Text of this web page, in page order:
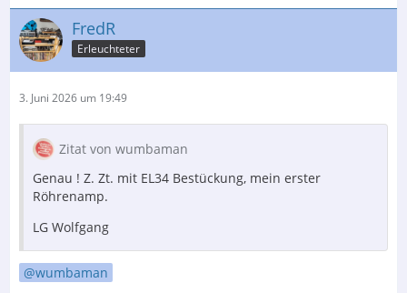
FredR
Erleuchteter
3. Juni 2026 um 19:49
Zitat von wumbaman
Genau ! Z. Zt. mit EL34 Bestückung, mein erster
Röhrenamp.
LG Wolfgang
wumbaman